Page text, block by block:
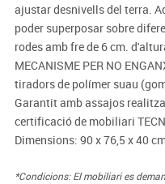
ajustar desnivells del terra.
poder superposar sobre
rodes amb fre de 6 cm.
MECANISME PER NO
tiradors de polímer suau
Garantit amb assajos
certificació de mobiliari
Dimensions: 90 x 76,5 x 40
*Condicions: El mobiliari es